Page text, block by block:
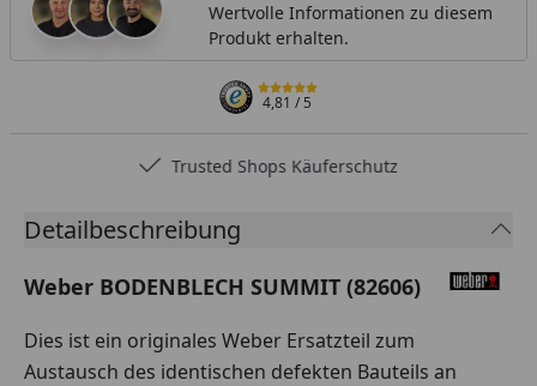
Wertvolle Informationen zu diesem
Produkt erhalten.
4,81/ 5
Trusted Shops Käuferschutz
Detailbeschreibung
Weber BODENBLECH SUMMIT (82606)
Dies ist ein originales Weber Ersatzteil zum
Austausch des identischen defekten Bauteils an